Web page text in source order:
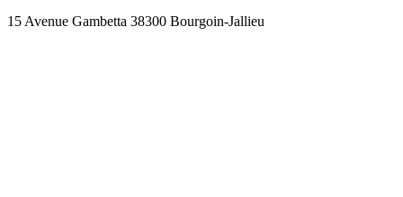
15 Avenue Gambetta 38300 Bourgoin-Jallieu